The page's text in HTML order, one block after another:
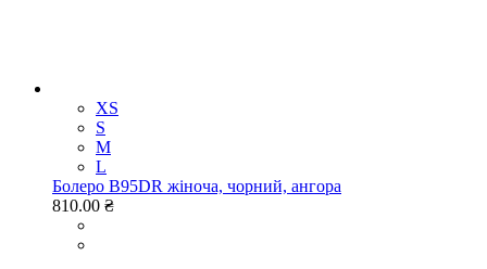
XS
S
M
L
Болеро B95DR жіноча, чорний, ангора
810.00 ₴